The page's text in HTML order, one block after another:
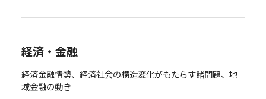
経済・金融
経済金融情勢、経済社会の構造変化がもたらす諸問題、地
域金融の動き